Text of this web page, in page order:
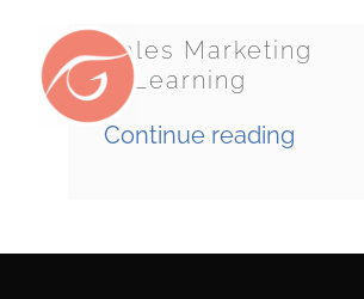
content
Sales Marketing
E-Learning
Continue reading